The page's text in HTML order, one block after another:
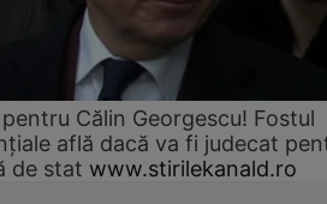
Călin Georgescu! Fostul
află dacă va fi judecat
de stat www.stirilekanald.ro